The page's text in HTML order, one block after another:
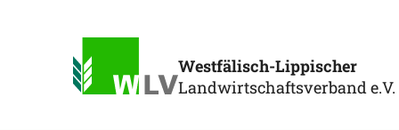
Westfälisch-Lippischer
Landwirtschaftsverband e.V.